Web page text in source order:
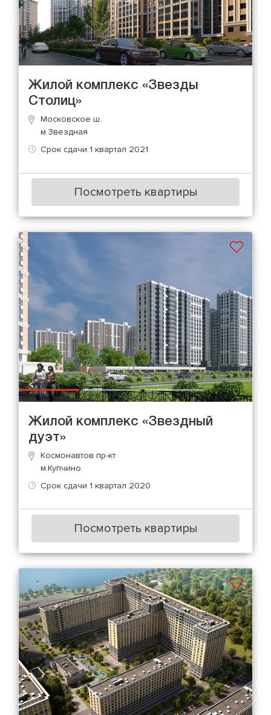
Жилой комплекс «Звезды
Столиц»
Московское ш.
м.Звездная
Срок сдачи 1 квартал 2021
Посмотреть квартиры
Жилой комплекс «Звездный
дуэт»
Космонавтов пр-кт
м.Купчино
Срок сдачи 1 квартал 2020
Посмотреть квартиры